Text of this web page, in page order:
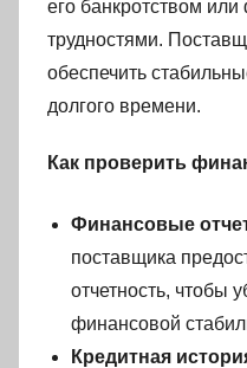
его банкротством
трудностями.
обеспечить
долгого времени.
Как проверить
Финансовые
поставщика
отчетность, чтобы
финансовой
Кредитная